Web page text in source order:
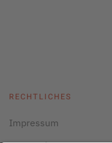
RECHTLICHES
Impressum